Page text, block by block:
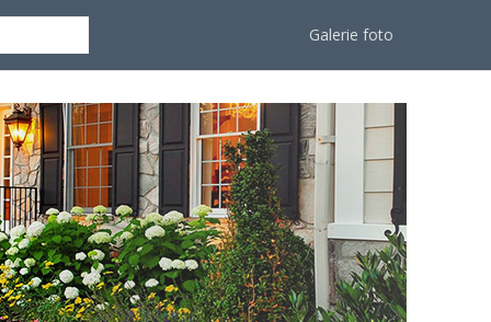
Galerie foto